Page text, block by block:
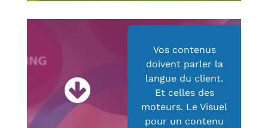
Vos contenus
doivent parler la
langue du client.
Et celles des
moteurs. Le Visuel
pour un contenu